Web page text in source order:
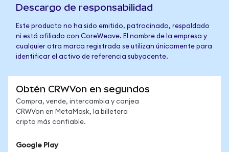
Descargo de responsabilidad
Este producto no ha sido emitido, patrocinado, respaldado
ni está afiliado con CoreWeave. El nombre de la empresa y
cualquier otra marca registrada se utilizan únicamente para
identificar el activo de referencia subyacente.
Obtén CRWVon en segundos
Compra, vende, intercambia y canjea
CRWVon en MetaMask, la billetera
cripto más confiable.
Google Play